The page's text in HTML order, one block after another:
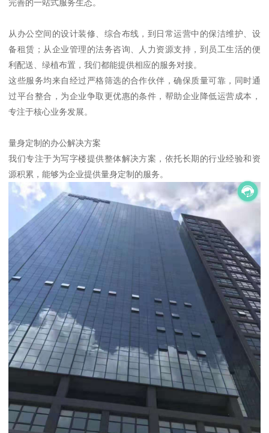
完善的一站式服务生态。
从办公空间的设计装修、综合布线，到日常运营中的保洁维护、设
备租赁；从企业管理的法务咨询、人力资源支持，到员工生活的便
利配送、绿植布置，我们都能提供相应的服务对接。
这些服务均来自经过严格筛选的合作伙伴，确保质量可靠，同时通
过平台整合，为企业争取更优惠的条件，帮助企业降低运营成本，
专注于核心业务发展。
量身定制的办公解决方案
我们专注于为写字楼提供整体解决方案，依托长期的行业经验和资
源积累，能够为企业提供量身定制的服务。